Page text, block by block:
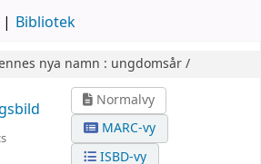
Bibliotek
nya namn : ungdomsår /
Normalvy
MARC-vy
ISBD-vy